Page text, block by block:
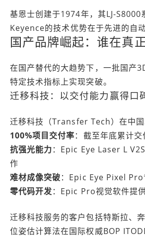
基恩士创建于1974年，其LJ-
Keyence的技术优势在于先进的自
国产品牌崛起：谁在真
在国产替代的大趋势下，一批国产
特定技术指标上实现突破。
迁移科技：以交付能力赢得口
迁移科技（Transfer Tech）在中
100%项目交付率：截至年底累计
抗强光能力：Epic Eye Laser L
作
难材成像突破：Epic Eye Pixel
零代码开发：Epic Pro视觉软件提
迁移科技服务的客户包括特斯拉、
位姿估计算法在国际权威BOP